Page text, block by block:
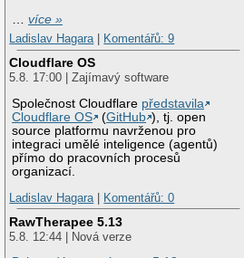
…více »
Ladislav Hagara| Komentářů: 9
Cloudflare OS
5.8. 17:00 | Zajímavý software
Společnost Cloudflare představila
Cloudflare OS
(GitHub ), tj. open
source platformu navrženou pro
integraci umělé inteligence (agentů)
přímo do pracovních procesů
organizací.
Ladislav Hagara| Komentářů: 0
RawTherapee 5.13
5.8. 12:44 | Nová verze